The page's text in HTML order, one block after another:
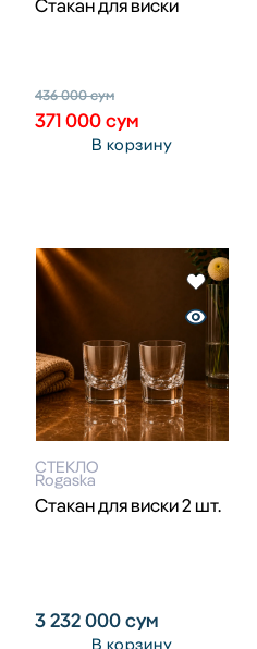
Стакан для виски
436 000сум
371 000сум
В корзину
СТЕКЛО
Rogaska
Стакан для виски 2 шт.
3 232 000сум
В корзину